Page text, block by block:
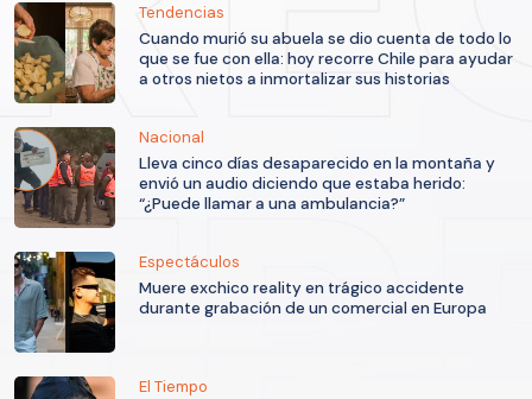
Tendencias
Cuando murió su abuela se dio cuenta de todo lo
que se fue con ella: hoy recorre Chile para ayudar
a otros nietos a inmortalizar sus historias
Nacional
Lleva cinco días desaparecido en la montaña y
envió un audio diciendo que estaba herido:
“¿Puede llamar a una ambulancia?”
Espectáculos
Muere exchico reality en trágico accidente
durante grabación de un comercial en Europa
El Tiempo